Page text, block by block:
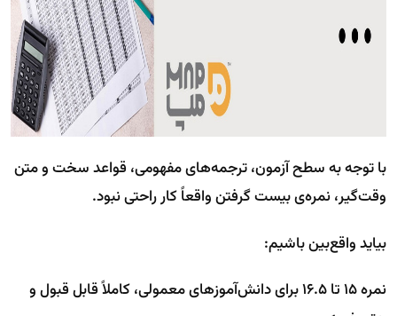
با توجه به سطح آزمون، ترجمه‌های مفهومی، قواعد سخت و متن
وقت‌گیر، نمره‌ی بیست گرفتن واقعاً کار راحتی نبود.
بیاید واقع‌بین باشیم:
نمره ۱۵ تا ۱۶.۵ برای دانش‌آموزهای معمولی، کاملاً قابل قبول و